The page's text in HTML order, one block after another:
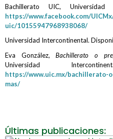
Bachillerato UIC, Universidad
https://www.facebook.com/
uic/10155947968938068/
Universidad Intercontinental.
Eva González,Bachillerato o
Universidad
https://www.uic.mx/bachillerato-
mas/
Últimas publicaciones: